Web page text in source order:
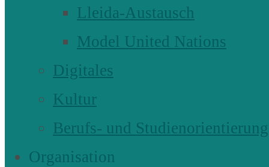
Lleida-Austausch
Model United Nations
Digitales
Kultur
Berufs- und Studienorientierung
Organisation